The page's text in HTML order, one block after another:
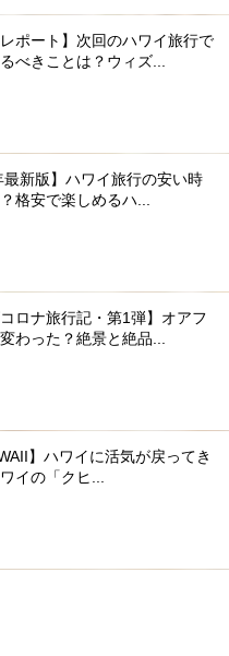
レポート】次回のハワイ旅行で
べきことは？ウィズ...
最新版】ハワイ旅行の安い時
格安で楽しめるハ...
コロナ旅行記・第1弾】オアフ
わった？絶景と絶品...
】ハワイに活気が戻ってき
イの「クヒ...